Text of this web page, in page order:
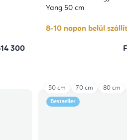
300
Yang 50 cm
csillag.
8-10 napon belül
Bestseller
50 cm 70 cm 80 cm